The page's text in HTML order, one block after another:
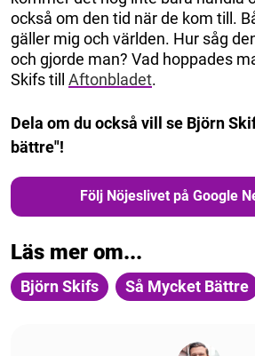
också om den tid när de kom till.
gäller mig och världen. Hur såg
och gjorde man? Vad hoppades
Skifs till Aftonbladet.
Dela om du också vill se Björn
bättre"!
Följ Nöjeslivet på Google
Läs mer om...
Björn Skifs Så Mycket Bättre